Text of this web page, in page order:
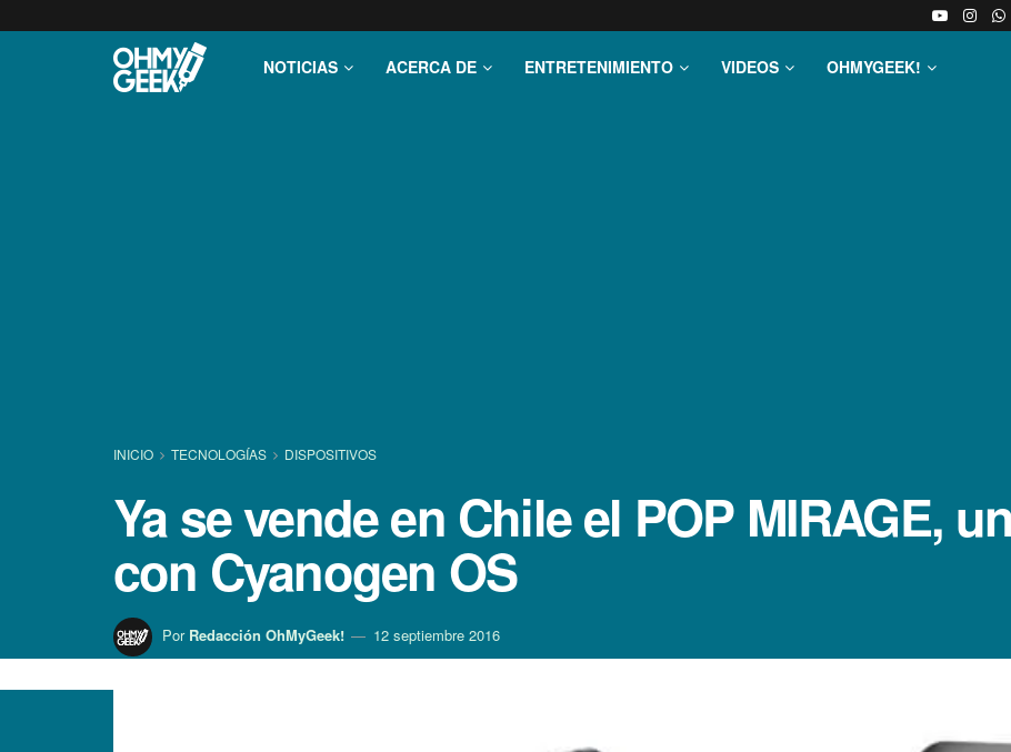
NOTICIAS ACERCA DE ENTRETENIMIENTO VIDEOS OHMYGEEK!
INICIO TECNOLOGÍ­AS DISPOSITIVOS
Ya se vende en Chile el POP MIRAGE,
con Cyanogen OS
Por Redacción OhMyGeek! 12 septiembre 2016